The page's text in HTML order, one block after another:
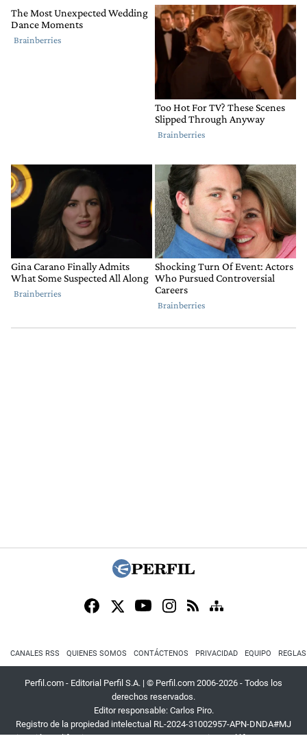
CANALES RSS QUIENES SOMOS CONTÁCTENOS PRIVACIDAD EQUIPO
Perfil.com - Editorial Perfil S.A. | © Perfil.com 2006-2026 - Todos los
derechos reservados.
Editor responsable: Carlos Piro.
Registro de la propiedad intelectual RL-2024-31002957-APN-DNDA#MJ
Dirección:California 2715,C1289ABI,CABA, Argentina| Teléfono:+54 9 11